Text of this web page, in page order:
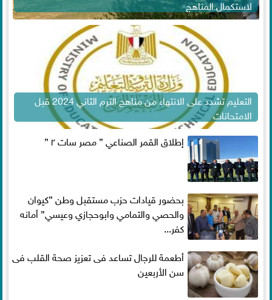
لاستكمال المناهج
التعليم تشدد على الانتهاء من مناهج الترم الثاني 2024 قبل
الامتحانات
إطلاق القمر الصناعي ” مصر سات ٢ ”
بحضور قيادات حزب مستقبل وطن ”كيوان
والحصي والتمامي وابوحجازي وعيسي” أمانه
كفر...
أطعمة للرجال تساعد فى تعزيز صحة القلب فى
سن الأربعين